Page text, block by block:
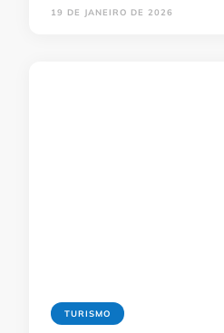
19 DE JANEIRO DE 2026
TURISMO